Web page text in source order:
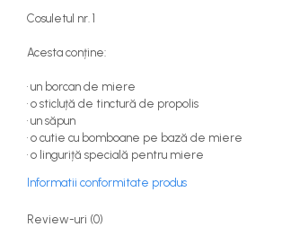
Cosuletul nr. 1
Acesta conține:
• un borcan de miere
• o sticluță de tinctură de propolis
• un săpun
• o cutie cu bomboane pe bază de miere
• o linguriță specială pentru miere
Informatii conformitate produs
Review-uri (0)